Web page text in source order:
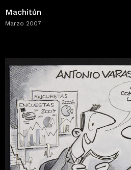
Machitún
Marzo 2007